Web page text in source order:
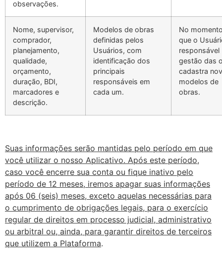
observações.
Nome, supervisor,
comprador,
planejamento,
qualidade,
orçamento,
duração, BDI,
marcadores e
descrição.
Modelos de obras
definidas pelos
Usuários, com
identificação dos
principais
responsáveis em
cada um.
No
que o
responsável
gestão das
cadastra
modelos de
obras.
Suas informações serão mantidas pelo período em que
você utilizar o nosso Aplicativo. Após este período,
caso você encerre sua conta ou fique inativo pelo
período de 12 meses, iremos apagar suas informações
após 06 (seis) meses, exceto aquelas necessárias para
o cumprimento de obrigações legais, para o exercício
regular de direitos em processo judicial, administrativo
ou arbitral ou, ainda, para garantir direitos de terceiros
que utilizem a Plataforma.